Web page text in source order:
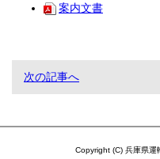
案内文書
次の記事へ
Copyright (C) 兵庫県運